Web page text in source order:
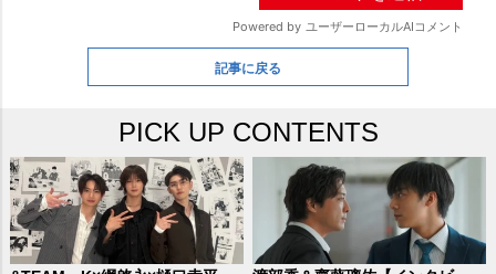
記事に戻る
PICK UP CONTENTS